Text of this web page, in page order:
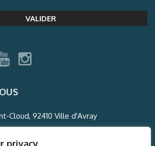
privacy
Cloud, 92410 Ville d'Avray